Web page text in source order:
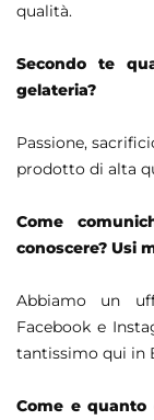
qualità.
Secondo te
gelateria?
Passione,
prodotto di alta
Come
conoscere? Usi
Abbiamo un
Facebook e
tantissimo qui in
Come e